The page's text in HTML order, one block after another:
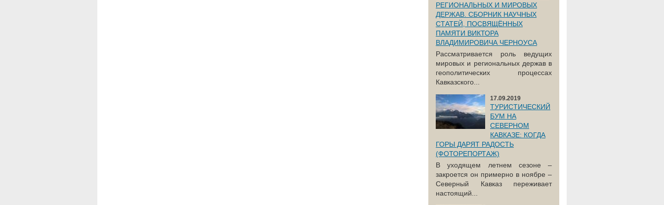
РЕГИОНАЛЬНЫХ И МИРОВЫХ
ДЕРЖАВ. СБОРНИК НАУЧНЫХ
СТАТЕЙ, ПОСВЯЩЁННЫХ
ПАМЯТИ ВИКТОРА
ВЛАДИМИРОВИЧА ЧЕРНОУСА
Рассматривается роль ведущих
мировых и региональных держав в
геополитических процессах
Кавказского...
17.09.2019
ТУРИСТИЧЕСКИЙ
БУМ НА
СЕВЕРНОМ
КАВКАЗЕ: КОГДА
ГОРЫ ДАРЯТ РАДОСТЬ
(ФОТОРЕПОРТАЖ)
В уходящем летнем сезоне –
закроется он примерно в ноябре –
Северный Кавказ переживает
настоящий...